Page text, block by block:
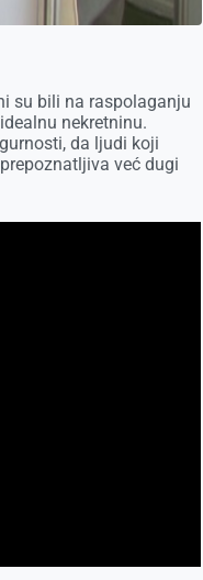
su bili na raspolaganju
nekretninu.
da ljudi koji
već dugi